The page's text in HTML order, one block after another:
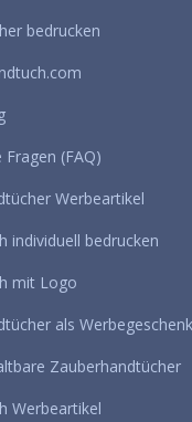
bedrucken
(FAQ)
Werbeartikel
individuell bedrucken
mit Logo
als Werbegeschenk
Zauberhandtücher
Werbeartikel